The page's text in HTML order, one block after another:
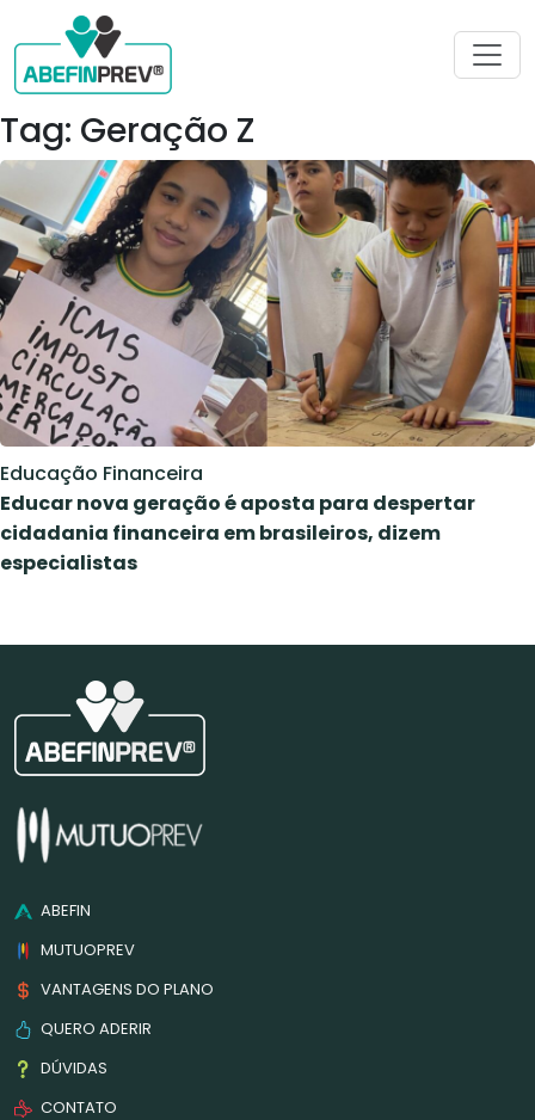
Tag: Geração Z
Educação Financeira
Educar nova geração é aposta para despertar
cidadania financeira em brasileiros, dizem
especialistas
ABEFIN
MUTUOPREV
VANTAGENS DO PLANO
QUERO ADERIR
DÚVIDAS
CONTATO